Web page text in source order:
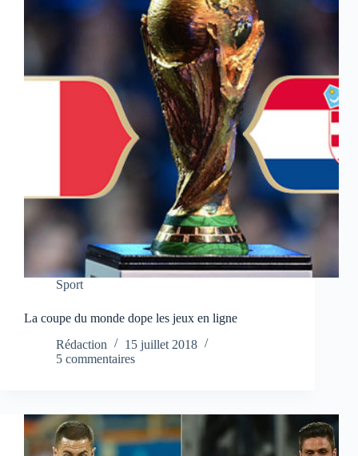
Sport
La coupe du monde dope les jeux en ligne
Rédaction
15 juillet 2018
5 commentaires